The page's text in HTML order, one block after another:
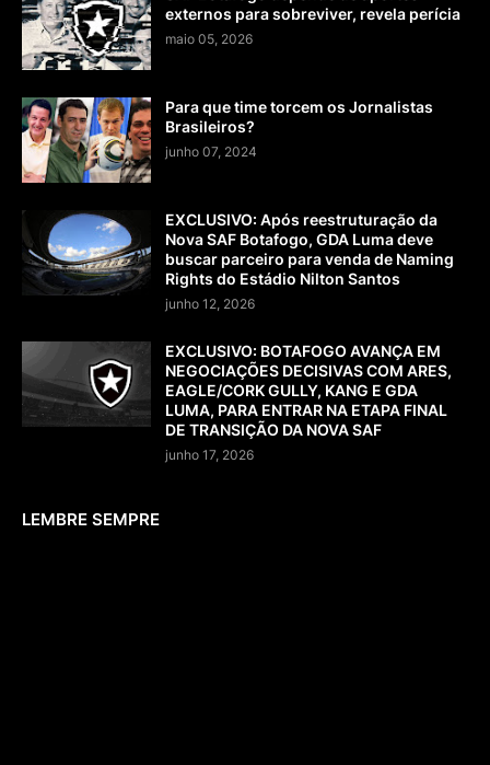
externos para sobreviver, revela perícia
maio 05, 2026
Para que time torcem os Jornalistas
Brasileiros?
junho 07, 2024
EXCLUSIVO: Após reestruturação da
Nova SAF Botafogo, GDA Luma deve
buscar parceiro para venda de Naming
Rights do Estádio Nilton Santos
junho 12, 2026
EXCLUSIVO: BOTAFOGO AVANÇA EM
NEGOCIAÇÕES DECISIVAS COM ARES,
EAGLE/CORK GULLY, KANG E GDA
LUMA, PARA ENTRAR NA ETAPA FINAL
DE TRANSIÇÃO DA NOVA SAF
junho 17, 2026
LEMBRE SEMPRE